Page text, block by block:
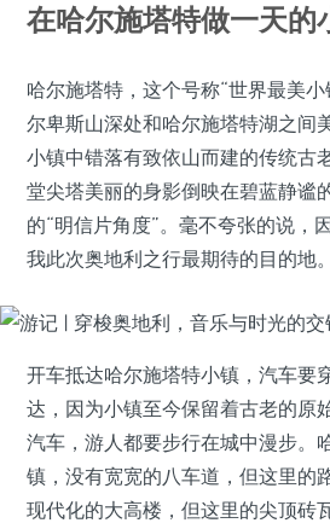
在哈尔施塔特做一天的
哈尔施塔特，这个号称“世界最美
尔卑斯山深处和哈尔施塔特湖之间
小镇中错落有致依山而建的传统古
堂尖塔美丽的身影倒映在碧蓝静谧
的“明信片角度”。毫不夸张的说，
我此次奥地利之行最期待的目的地。
开车抵达哈尔施塔特小镇，汽车要
达，因为小镇至今保留着古老的原
汽车，游人都要步行在城中漫步。
镇，没有宽宽的八车道，但这里的
现代化的大高楼，但这里的尖顶砖